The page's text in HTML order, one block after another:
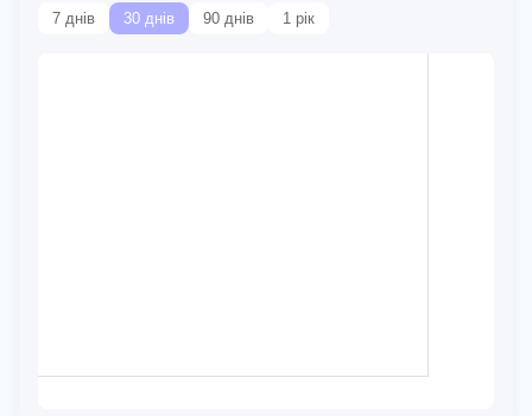
7 днів 30 днів 90 днів 1 рік